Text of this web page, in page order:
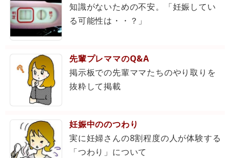
知識がないための不安。「妊娠してい
る可能性は・・？」
先輩プレママのQ&A
掲示板での先輩ママたちのやり取りを
抜粋して掲載
妊娠中ののつわり
実に妊婦さんの8割程度の人が体験する
「つわり」について